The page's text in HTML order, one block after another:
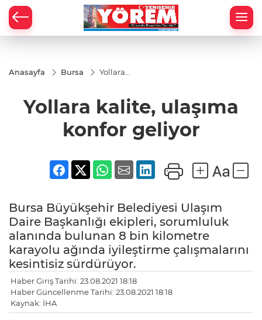
Anasayfa Bursa
Yollara
konfor
geliyor
Yollara kalite, ulaşıma
konfor geliyor
Bursa Büyükşehir Belediyesi Ulaşım
Daire Başkanlığı ekipleri, sorumluluk
alanında bulunan 8 bin kilometre
karayolu ağında iyileştirme çalışmalarını
kesintisiz sürdürüyor.
Haber Giriş Tarihi: 23.08.2021 18:18
Haber Güncellenme Tarihi: 23.08.2021 18:18
Kaynak: İHA